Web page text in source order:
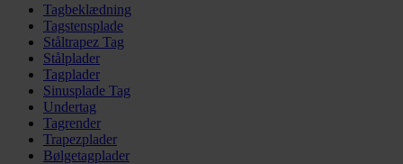
Tagbeklædning
Tagstensplade
Ståltrapez Tag
Stålplader
Tagplader
Sinusplade Tag
Undertag
Tagrender
Trapezplader
Bølgetagplader